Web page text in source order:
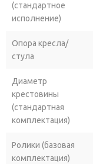
(стандартное
исполнение)
Опора кресла/
стула
Диаметр
крестовины
(стандартная
комплектация)
Ролики (базовая
комплектация)